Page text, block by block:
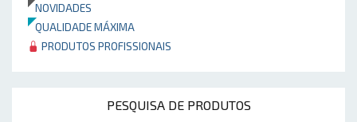
NOVIDADES
QUALIDADE MÁXIMA
PRODUTOS PROFISSIONAIS
PESQUISA DE PRODUTOS